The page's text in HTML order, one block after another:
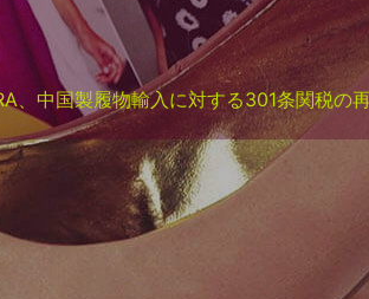
、中国製履物輸入に対する301条関税の